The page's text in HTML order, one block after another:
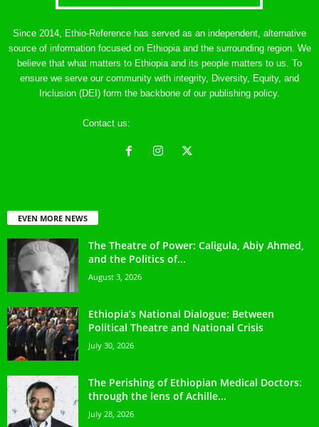
Since 2014, Ethio-Reference has served as an independent, alternative
source of information focused on Ethiopia and the surrounding region. We
believe that what matters to Ethiopia and its people matters to us. To
ensure we serve our community with integrity, Diversity, Equity, and
Inclusion (DEI) form the backbone of our publishing policy.
Contact us:
EVEN MORE NEWS
The Theatre of Power: Caligula, Abiy Ahmed,
and the Politics of...
August 3, 2026
Ethiopia’s National Dialogue: Between
Political Theatre and National Crisis
July 30, 2026
The Perishing of Ethiopian Medical Doctors:
through the lens of Achille...
July 28, 2026